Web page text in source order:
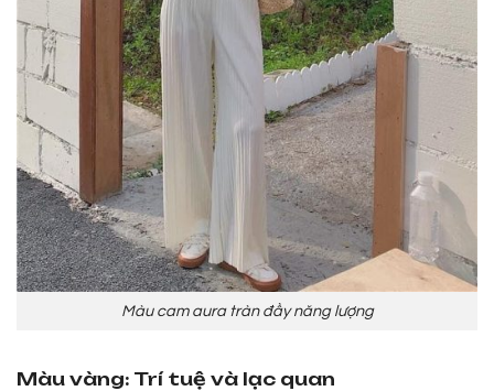
Màu cam aura tràn đầy năng lượng
Màu vàng: Trí tuệ và lạc quan